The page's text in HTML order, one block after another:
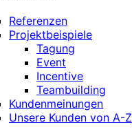
Referenzen
Projektbeispiele
Tagung
Event
Incentive
Teambuilding
Kundenmeinungen
Unsere Kunden von A-Z